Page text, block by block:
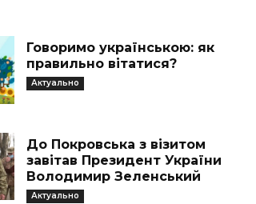
Говоримо українською: як
правильно вітатися?
Актуально
До Покровська з візитом
завітав Президент України
Володимир Зеленський
Актуально